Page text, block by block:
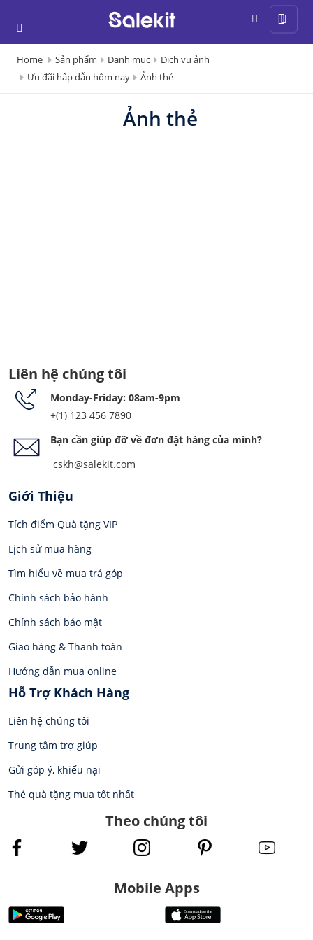
Home Sản phẩm Danh mục
Dịch vụ ảnh
Ưu đãi hấp dẫn hôm nay
Ảnh thẻ
Ảnh thẻ
Liên hệ chúng tôi
Monday-Friday: 08am-9pm
+(1) 123 456 7890
Bạn cần giúp đỡ về đơn đặt hàng của mình?
cskh@salekit.com
Giới Thiệu
Tích điểm Quà tặng VIP
Lịch sử mua hàng
Tìm hiểu về mua trả góp
Chính sách bảo hành
Chính sách bảo mật
Giao hàng & Thanh toán
Hướng dẫn mua online
Hỗ Trợ Khách Hàng
Liên hệ chúng tôi
Trung tâm trợ giúp
Gửi góp ý, khiếu nại
Thẻ quà tặng mua tốt nhất
Theo chúng tôi
Mobile Apps